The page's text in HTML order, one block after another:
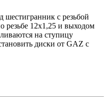
шестигранник с резьбой
резьбе 12х1,25 и выходом
на ступицу
диски от GAZ с